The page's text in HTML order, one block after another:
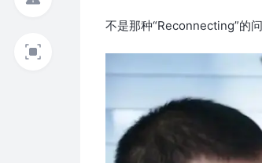
不是那种“Reconnecting”的问